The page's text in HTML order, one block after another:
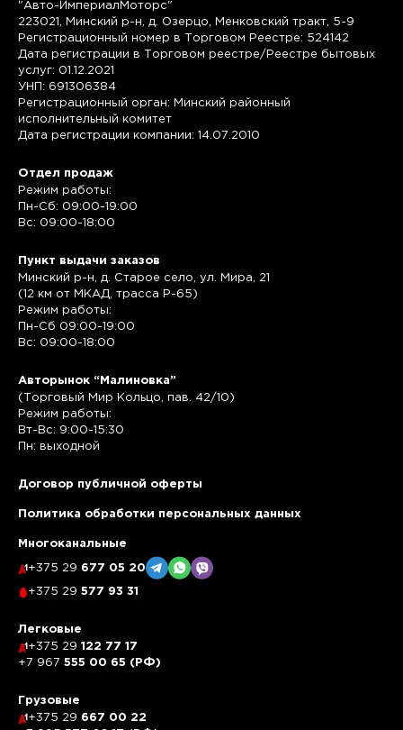
"Авто-ИмпериалМоторс"
223021, Минский р-н, д. Озерцо, Менковский тракт, 5-9
Регистрационный номер в Торговом Реестре: 524142
Дата регистрации в Торговом реестре/Реестре бытовых
услуг: 01.12.2021
УНП: 691306384
Регистрационный орган: Минский районный
исполнительный комитет
Дата регистрации компании: 14.07.2010
Отдел продаж
Режим работы:
Пн-Сб: 09:00-19:00
Вс: 09:00-18:00
Пункт выдачи заказов
Минский р-н, д. Старое село, ул. Мира, 21
(12 км от МКАД, трасса P-65)
Режим работы:
Пн-Сб 09:00-19:00
Вс: 09:00-18:00
Авторынок “Малиновка”
(Торговый Мир Кольцо, пав. 42/10)
Режим работы:
Вт-Вс: 9:00-15:30
Пн: выходной
Договор публичной оферты
Политика обработки персональных данных
Многоканальные
+375 29 677 05 20
+375 29 577 93 31
Легковые
+375 29 122 77 17
+7 967 555 00 65 (РФ)
Грузовые
+375 29 667 00 22